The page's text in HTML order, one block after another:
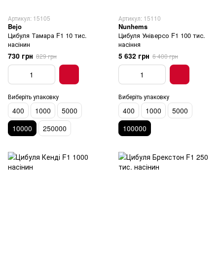
Артикул: 15105
Bejo
Цибуля Тамара F1 10 тис.
насінин
730 грн 829 грн
Виберіть упаковку
400 1000
5000
10000
250000
Артикул: 15110
Nunhems
Цибуля Універсо F1 100 тис.
насіння
5 632 грн 6 400 грн
Виберіть упаковку
400 1000
5000
100000